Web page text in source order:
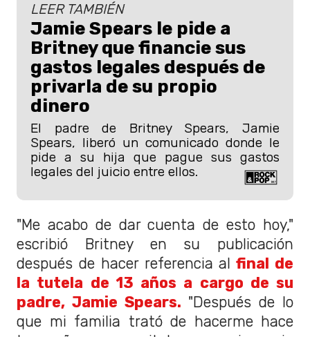
LEER TAMBIÉN
Jamie Spears le pide a
Britney que financie sus
gastos legales después de
privarla de su propio
dinero
El padre de Britney Spears, Jamie
Spears, liberó un comunicado donde le
pide a su hija que pague sus gastos
legales del juicio entre ellos.
"Me acabo de dar cuenta de esto hoy,"
escribió Britney en su publicación
después de hacer referencia al final de
la tutela de 13 años a cargo de su
padre, Jamie Spears. "Después de lo
que mi familia trató de hacerme hace